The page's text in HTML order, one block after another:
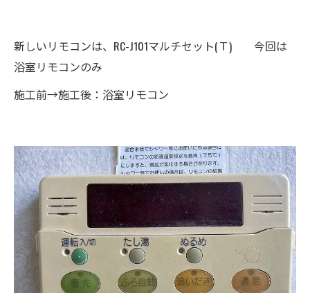
新しいリモコンは、RC-J101マルチセット(Ｔ) 今回は
浴室リモコンのみ
施工前→施工後：浴室リモコン